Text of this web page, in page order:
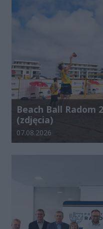
Beach Ball Radom
(zdjęcia)
Data dodania galerii:
07.08.2026